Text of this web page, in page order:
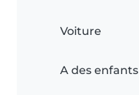
Voiture
A des enfants